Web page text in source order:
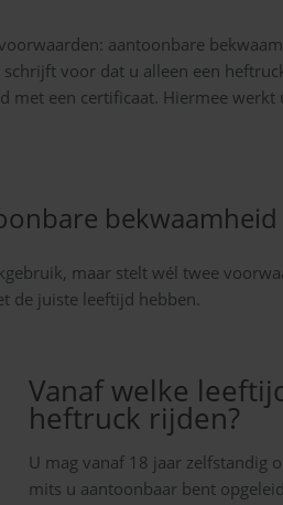
aantoonbare
voor dat u alleen een
een certificaat. Hiermee werkt
maar stelt wél twee
de juiste leeftijd hebben.
Vanaf welke
heftruck rijden?
U mag vanaf 18 jaar zelfstandig
mits u aantoonbaar bent